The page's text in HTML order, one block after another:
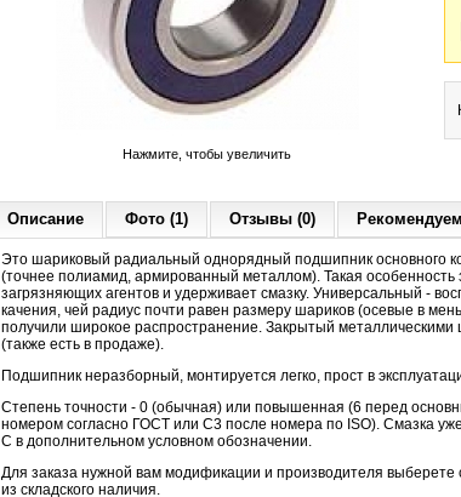
Нажмите, чтобы увеличить
Описание Фото (1) Отзывы (0)
Это шариковый радиальный однорядный подшипник основного
(точнее полиамид, армированный металлом). Такая
загрязняющих агентов и удерживает смазку. Универсальный -
качения, чей радиус почти равен размеру шариков (осевые в
получили широкое распространение. Закрытый
(также есть в продаже).
Подшипник неразборный, монтируется легко, прост в
Степень точности - 0 (обычная) или повышенная (6 перед
номером согласно ГОСТ или C3 после номера по ISO). Смазка
С в дополнительном условном обозначении.
Для заказа нужной вам модификации и производителя
из складского наличия.